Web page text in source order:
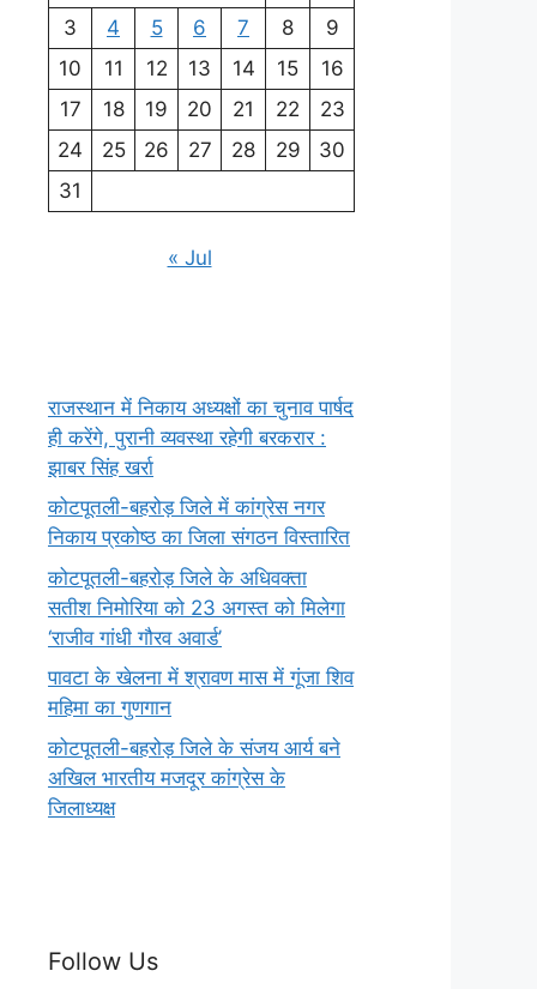
3
4 5 6 7 8
9
10
11 12 13 14 15
16
17
18 19 20 21 22
23
24
25 26 27 28 29
30
31
« Jul
राजस्थान में निकाय अध्यक्षों का चुनाव पार्षद
ही करेंगे, पुरानी व्यवस्था रहेगी बरकरार :
झाबर सिंह खर्रा
कोटपूतली-बहरोड़ जिले में कांग्रेस नगर
निकाय प्रकोष्ठ का जिला संगठन विस्तारित
कोटपूतली-बहरोड़ जिले के अधिवक्ता
सतीश निमोरिया को 23 अगस्त को मिलेगा
‘राजीव गांधी गौरव अवार्ड’
पावटा के खेलना में श्रावण मास में गूंजा शिव
महिमा का गुणगान
कोटपूतली-बहरोड़ जिले के संजय आर्य बने
अखिल भारतीय मजदूर कांग्रेस के
जिलाध्यक्ष
Follow Us